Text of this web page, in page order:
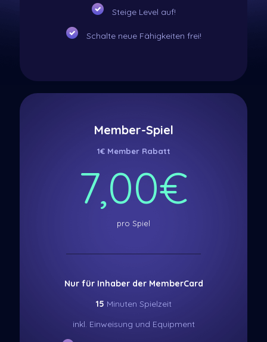
Steige Level auf!
Schalte neue Fähigkeiten frei!
Member-Spiel
1€ Member Rabatt
7,00€
pro Spiel
Nur für Inhaber der MemberCard
15 Minuten Spielzeit
inkl. Einweisung und Equipment